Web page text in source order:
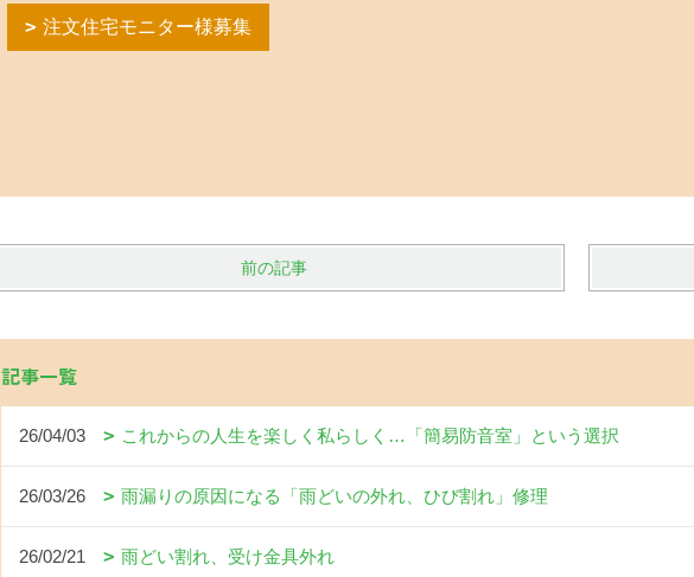
注文住宅モニター様募集
前の記事
記事一覧
26/04/03 これからの人生を楽しく私らしく…「簡易防音室」という選択
26/03/26 雨漏りの原因になる「雨どいの外れ、ひび割れ」修理
26/02/21 雨どい割れ、受け金具外れ